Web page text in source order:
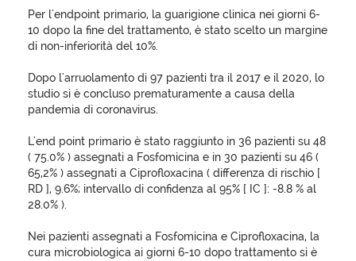
Per l'endpoint primario, la guarigione clinica nei giorni 6-
10 dopo la fine del trattamento, è stato scelto un margine
di non-inferiorità del 10%.
Dopo l'arruolamento di 97 pazienti tra il 2017 e il 2020, lo
studio si è concluso prematuramente a causa della
pandemia di coronavirus.
L'end point primario è stato raggiunto in 36 pazienti su 48
( 75.0% ) assegnati a Fosfomicina e in 30 pazienti su 46 (
65,2% ) assegnati a Ciprofloxacina ( differenza di rischio [
RD ], 9.6%; intervallo di confidenza al 95% [ IC ]: -8.8 % al
28.0% ).
Nei pazienti assegnati a Fosfomicina e Ciprofloxacina, la
cura microbiologica ai giorni 6-10 dopo trattamento si è